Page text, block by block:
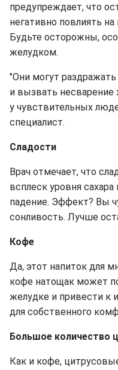
предупреждает, что
негативно повлиять
Будьте осторожны,
желудком.
"Они могут
и вызвать
у чувствительных
специалист.
Сладости
Врач отмечает, что
всплеск уровня
падение. Эффект? Вы
сонливость. Лучше
Кофе
Да, этот напиток для
кофе натощак может
желудке и привести к
для собственного
Большое количество
Как и кофе,